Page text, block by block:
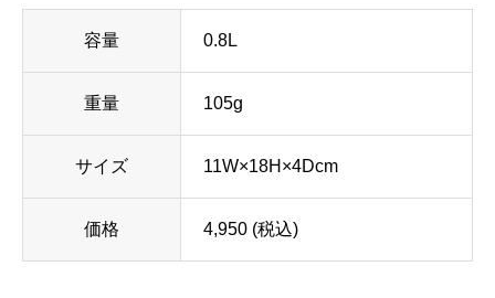
容量 0.8L
重量 105g
サイズ 11W×18H×4Dcm
価格 4,950 (税込)